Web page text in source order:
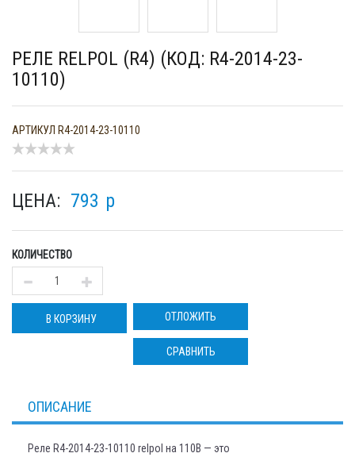
РЕЛЕ RELPOL (R4) (КОД: R4-2014-23-
10110)
АРТИКУЛ R4-2014-23-10110
ЦЕНА: 793 p
КОЛИЧЕСТВО
В КОРЗИНУ ОТЛОЖИТЬ
СРАВНИТЬ
ОПИСАНИЕ
Реле R4-2014-23-10110 relpol на 110В — это